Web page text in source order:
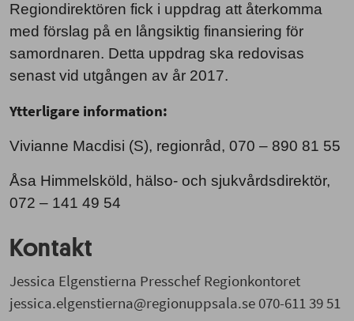
Regiondirektören fick i uppdrag att återkomma
med förslag på en långsiktig finansiering för
samordnaren. Detta uppdrag ska redovisas
senast vid utgången av år 2017.
Ytterligare information:
Vivianne Macdisi (S), regionråd, 070 – 890 81 55
Åsa Himmelsköld, hälso- och sjukvårdsdirektör,
072 – 141 49 54
Kontakt
Jessica Elgenstierna Presschef Regionkontoret
jessica.elgenstierna@regionuppsala.se 070-611 39 51